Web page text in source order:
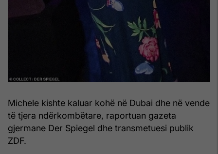
Michele kishte kaluar kohë në Dubai dhe në vende
të tjera ndërkombëtare, raportuan gazeta
gjermane Der Spiegel dhe transmetuesi publik
ZDF.